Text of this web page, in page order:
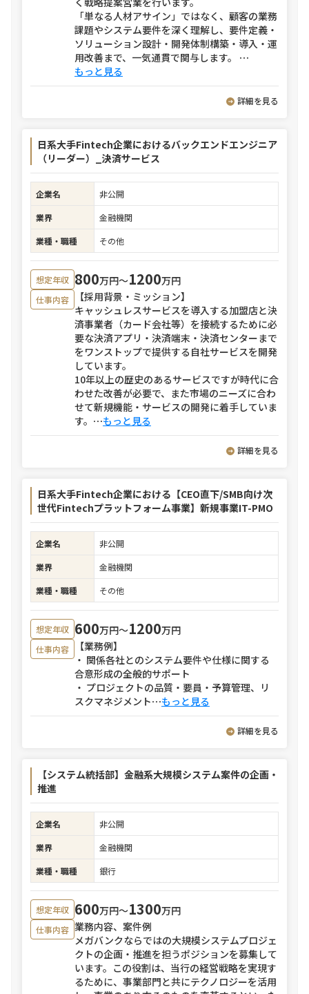
「単なる人材アサイン」ではなく、顧客の業務
課題やシステム要件を深く理解し、要件定義・
ソリューション設計・開発体制構築・導入・運
用改善まで、一気通貫で関与します。 ⋯
もっと見る
詳細を見る
日系大手Fintech企業におけるバックエンドエンジニア
（リーダー）_決済サービス
企業名
非公開
業界
金融機関
業種・職種
その他
想定年収 800万円〜1200万円
仕事内容
【採用背景・ミッション】
キャッシュレスサービスを導入する加盟店と決
済事業者（カード会社等）を接続するために必
要な決済アプリ・決済端末・決済センターまで
をワンストップで提供する自社サービスを開発
しています。
10年以上の歴史のあるサービスですが時代に合
わせた改善が必要で、また市場のニーズに合わ
せて新規機能・サービスの開発に着手していま
す。 ⋯もっと見る
詳細を見る
日系大手Fintech企業における【CEO直下/SMB向け次
世代Fintechプラットフォーム事業】新規事業IT-PMO
企業名
非公開
業界
金融機関
業種・職種
その他
想定年収 600万円〜1200万円
仕事内容
【業務例】
・ 関係各社とのシステム要件や仕様に関する
合意形成の全般的サポート
・ プロジェクトの品質・要員・予算管理、リ
スクマネジメント⋯もっと見る
詳細を見る
【システム統括部】金融系大規模システム案件の企画・
推進
企業名
非公開
業界
金融機関
業種・職種
銀行
想定年収 600万円〜1300万円
仕事内容 業務内容、案件例
メガバンクならではの大規模システムプロジェ
クトの企画・推進を担うポジションを募集して
います。この役割は、当行の経営戦略を実現す
るために、事業部門と共にテクノロジーを活用